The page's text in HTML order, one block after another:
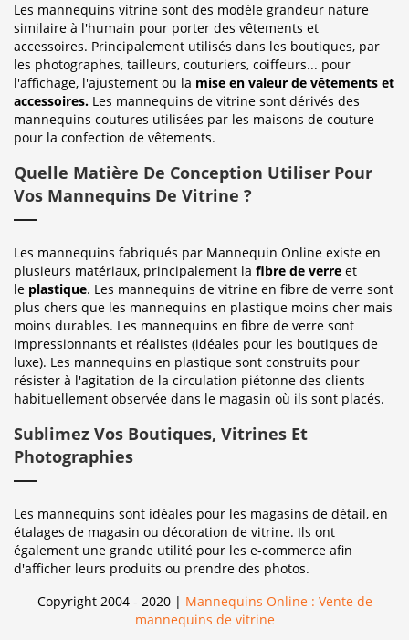
Les mannequins vitrine sont des modèle grandeur nature
similaire à l'humain pour porter des vêtements et
accessoires. Principalement utilisés dans les boutiques, par
les photographes, tailleurs, couturiers, coiffeurs... pour
l'affichage, l'ajustement ou la mise en valeur de vêtements et
accessoires. Les mannequins de vitrine sont dérivés des
mannequins coutures utilisées par les maisons de couture
pour la confection de vêtements.
Quelle Matière De Conception Utiliser Pour
Vos Mannequins De Vitrine ?
Les mannequins fabriqués par Mannequin Online existe en
plusieurs matériaux, principalement la fibre de verre et
le plastique. Les mannequins de vitrine en fibre de verre sont
plus chers que les mannequins en plastique moins cher mais
moins durables. Les mannequins en fibre de verre sont
impressionnants et réalistes (idéales pour les boutiques de
luxe). Les mannequins en plastique sont construits pour
résister à l'agitation de la circulation piétonne des clients
habituellement observée dans le magasin où ils sont placés.
Sublimez Vos Boutiques, Vitrines Et
Photographies
Les mannequins sont idéales pour les magasins de détail, en
étalages de magasin ou décoration de vitrine. Ils ont
également une grande utilité pour les e-commerce afin
d'afficher leurs produits ou prendre des photos.
Copyright 2004 - 2020 | Mannequins Online : Vente de
mannequins de vitrine